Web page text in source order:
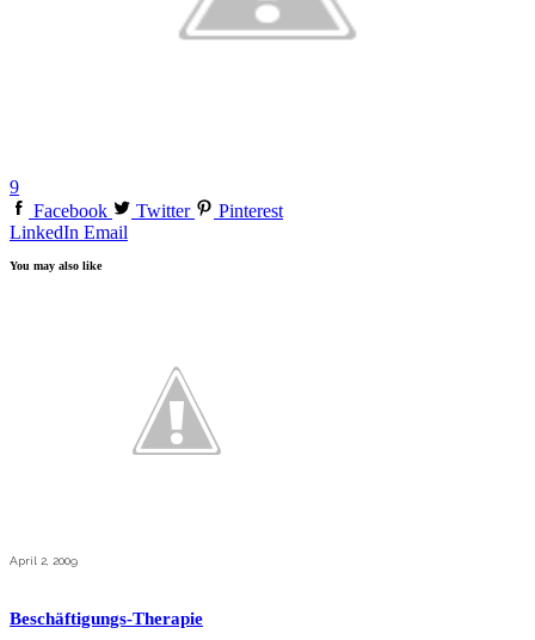
9
Facebook
Twitter
Pinterest
LinkedIn Email
You may also like
April 2, 2009
Beschäftigungs-Therapie